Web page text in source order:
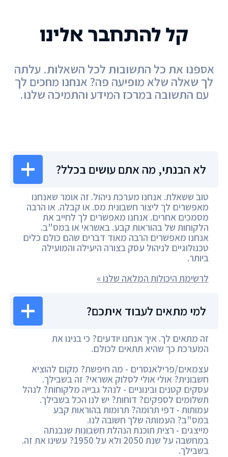
לא הבנתי, מה אתם עושים בכלל?
טוב ששאלת. אנחנו מערכת ניהול. זה אומר שאנחנו
מאפשרים לך ליצור חשבונית מס. או קבלה. או הרבה
מסמכים אחרים. אנחנו מאפשרים לך לחייב את
הלקוחות של בהוראות קבע. באשראי או במס"ב.
אנחנו מאפשרים הרבה מאוד דברים שהם כולם כלים
טכנולוגיים לניהול עסק בצורה היעילה והמועילה
ביותר.
לרשימת היכולות המלאה שלנו »
למי מתאים לעבוד איתכם?
זה מתאים לך. איך אנחנו יודעים? כי בנינו את
המערכת כך שהיא תתאים לכולם.
עצמאים/פרילאנסרים - מה חיפשת? מקום להוציא
חשבונית? אולי אולי לסלוק אשראי? זה בשבילך.
עסקים קטנים ובינוניים - לנהל גבייה מלקוחות? לנהל
תשלומים לספקים? דוחות? יש לנו הכל בשבילך.
עמותות - דפי תרומה? תרומות בהוראות קבע
במס"ב? העמותה שלך חשובה לנו.
מייצגים - רצית תוכנת הנהלת חשבונות שנבנתה
במחשבה על שנת 2050 ולא על 1950? עשינו את זה.
בשבילך.
קל להתחבר אלינו
אספנו את כל התשובות לכל השאלות. עלתה
לך שאלה שלא מופיעה פה? אנחנו מחכים לך
עם התשובה במרכז המידע והתמיכה שלנו.